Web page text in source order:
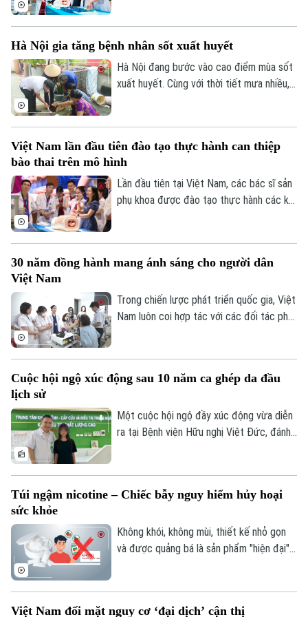
Theo dõi Hà Nội On
mạnh tại Hội thảo quốc tế "Y học bào
thai: Từ chẩn đoán trước sinh đến điều trị
can thiệp bào thai đa chuyên ngành", diễn
Hà Nội gia tăng bệnh nhân sốt xuất huyết
Hà Nội đang bước vào cao điểm mùa sốt
xuất huyết. Cùng với thời tiết mưa nhiều,
đồng không chủ động thực hiện các biện
pháp phòng, chống.
Việt Nam lần đầu tiên đào tạo thực hành can thiệp
bào thai trên mô hình
Lần đầu tiên tại Việt Nam, các bác sĩ sản
phụ khoa được đào tạo thực hành các kỹ
thế giới. Hoạt động diễn ra trong khuôn
2026.
30 năm đồng hành mang ánh sáng cho người dân
Việt Nam
Trong chiến lược phát triển quốc gia, Việt
Nam luôn coi hợp tác với các đối tác phát
sức khỏe công bằng, bền vững. Trong lĩnh
lòa, Orbis - tổ chức phi chính phủ quốc tế
- đã đồng hành với ngành mắt Việt Nam
Cuộc hội ngộ xúc động sau 10 năm ca ghép da đầu
lịch sử
Một cuộc hội ngộ đầy xúc động vừa diễn
ra tại Bệnh viện Hữu nghị Việt Đức, đánh
Túi ngậm nicotine – Chiếc bẫy nguy hiểm hủy hoại
sức khỏe
Không khói, không mùi, thiết kế nhỏ gọn
và được quảng bá là sản phẩm "hiện đại",
Việt Nam đối mặt nguy cơ ‘đại dịch’ cận thị